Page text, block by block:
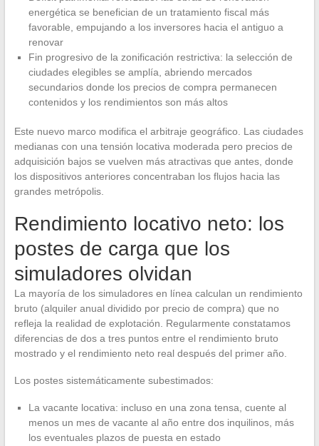
energética se benefician de un tratamiento fiscal más
favorable, empujando a los inversores hacia el antiguo a
renovar
Fin progresivo de la zonificación restrictiva: la selección de
ciudades elegibles se amplía, abriendo mercados
secundarios donde los precios de compra permanecen
contenidos y los rendimientos son más altos
Este nuevo marco modifica el arbitraje geográfico. Las ciudades
medianas con una tensión locativa moderada pero precios de
adquisición bajos se vuelven más atractivas que antes, donde
los dispositivos anteriores concentraban los flujos hacia las
grandes metrópolis.
Rendimiento locativo neto: los
postes de carga que los
simuladores olvidan
La mayoría de los simuladores en línea calculan un rendimiento
bruto (alquiler anual dividido por precio de compra) que no
refleja la realidad de explotación. Regularmente constatamos
diferencias de dos a tres puntos entre el rendimiento bruto
mostrado y el rendimiento neto real después del primer año.
Los postes sistemáticamente subestimados:
La vacante locativa: incluso en una zona tensa, cuente al
menos un mes de vacante al año entre dos inquilinos, más
los eventuales plazos de puesta en estado